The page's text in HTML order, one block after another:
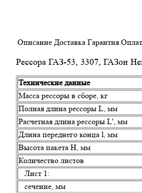
Описание Доставка Гарантия
Рессора ГАЗ-53, 3307, ГАЗон
Технические данные
Масса рессоры в сборе, кг
Полная длина рессоры L, мм
Расчетная длина рессоры L', мм
Длина переднего конца l, мм
Высота пакета H, мм
Количество листов
Лист 1:
сечение, мм